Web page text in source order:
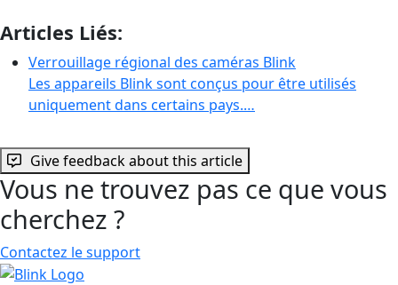
Articles Liés:
Verrouillage régional des caméras Blink
Les appareils Blink sont conçus pour être utilisés
uniquement dans certains pays.…
Give feedback about this article
Vous ne trouvez pas ce que vous
cherchez ?
Contactez le support